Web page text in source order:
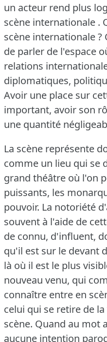
un acteur rend plus
scène internationale .
scène internationale ?
de parler de l'espace
relations
diplomatiques,
Avoir une place sur
important, avoir son
une quantité
La scène représente
comme un lieu qui se
grand théâtre où l'on
puissants, les
pouvoir. La notoriété
souvent à l'aide de
de connu, d'influent,
qu'il est sur le devant
là où il est le plus
nouveau venu, qui
connaître entre en
celui qui se retire de
scène. Quand au mot
aucune intention